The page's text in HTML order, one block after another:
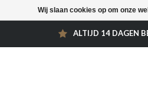
ALTIJD 14 DAGEN
Wij slaan cookies op om onze